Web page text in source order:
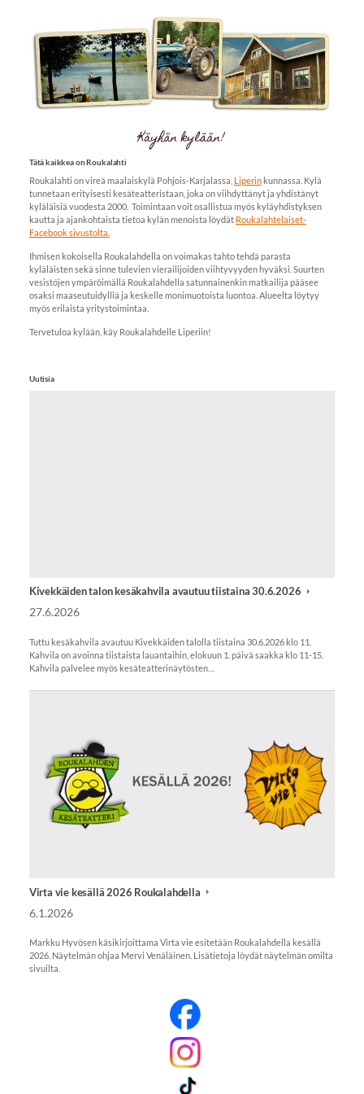
Tätä kaikkea on Roukalahti
Roukalahti on vireä maalaiskylä Pohjois-Karjalassa, Liperinkunnassa. Kylä
tunnetaan erityisesti kesäteatteristaan, joka on viihdyttänyt ja yhdistänyt
kyläläisiä vuodesta 2000. Toimintaan voit osallistua myös kyläyhdistyksen
kautta ja ajankohtaista tietoa kylän menoista löydät Roukalahtelaiset-
Facebook sivustolta.
Ihmisen kokoisella Roukalahdella on voimakas tahto tehdä parasta
kyläläisten sekä sinne tulevien vierailijoiden viihtyvyyden hyväksi. Suurten
vesistöjen ympäröimällä Roukalahdella satunnainenkin matkailija pääsee
osaksi maaseutuidylliä ja keskelle monimuotoista luontoa. Alueelta löytyy
myös erilaista yritystoimintaa.
Tervetuloa kylään, käy Roukalahdelle Liperiin!
Uutisia
Kivekkäiden talon kesäkahvila avautuu tiistaina 30.6.2026
27.6.2026
Tuttu kesäkahvila avautuu Kivekkäiden talolla tiistaina 30.6.2026 klo 11.
Kahvila on avoinna tiistaista lauantaihin, elokuun 1. päivä saakka klo 11-15.
Kahvila palvelee myös kesäteatterinäytösten…
Virta vie kesällä 2026 Roukalahdella
6.1.2026
Markku Hyvösen käsikirjoittama Virta vie esitetään Roukalahdella kesällä
2026. Näytelmän ohjaa Mervi Venäläinen. Lisätietoja löydät näytelmän omilta
sivuilta.